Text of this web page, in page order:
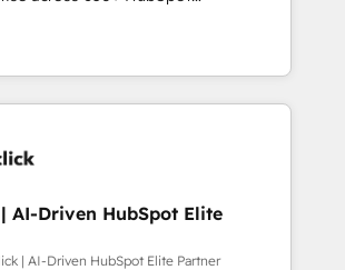
27001:2022 certified consultancy,
creativity, and technology to help
help you use the HubSpot platform
improve your current HubSpot
your new one.
AI-Driven HubSpot Elite
| AI-Driven HubSpot Elite Partner